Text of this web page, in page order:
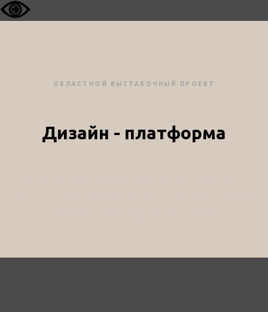
ОБЛАСТНОЙ ВЫСТАВОЧНЫЙ ПРОЕКТ
Дизайн - платформа